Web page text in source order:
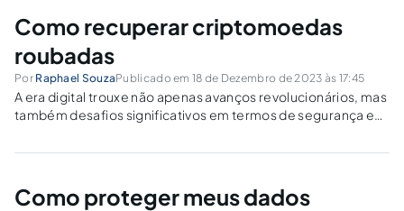
Financeira e Os Investidores EnganadosBraiscompany
Pirâmide...
Como recuperar criptomoedas
roubadas
Por Raphael SouzaPublicado em 18 de Dezembro de 2023 às 17:45
A era digital trouxe não apenas avanços revolucionários, mas
também desafios significativos em termos de segurança e
2020, onde uma falha de segurança em uma corretora
Como proteger meus dados